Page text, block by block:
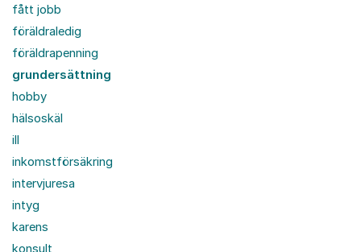
fått jobb
föräldraledig
föräldrapenning
grundersättning
hobby
hälsoskäl
ill
inkomstförsäkring
intervjuresa
intyg
karens
konsult